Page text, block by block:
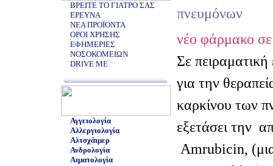
ΒΡΕΙΤΕ ΤΟ ΓΙΑΤΡΟ ΣΑΣ
ΕΡΕΥΝΑ
ΝΕΑ ΠΡΟΪΟΝΤΑ
ΟΡΟΙ ΧΡΗΣΗΣ
ΕΦΗΜΕΡΙΕΣ
ΝΟΣΟΚΟΜΕΙΩΝ
DRIVE ME
Αγγειολογία
Αλλεργιολογία
Αλτσχάιμερ
Ανδρολογία
Αιματολογία
πνευμόνων
νέο φάρμακο
Σε
για την
καρκίνου των
εξετάσει την
Αmrubicin,